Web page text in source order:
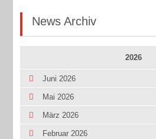
News Archiv
2026
Juni 2026
Mai 2026
März 2026
Februar 2026